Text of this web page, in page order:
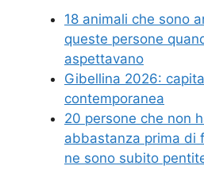
18 animali che sono
queste persone
aspettavano
Gibellina 2026:
contemporanea
20 persone che non
abbastanza prima di
ne sono subito